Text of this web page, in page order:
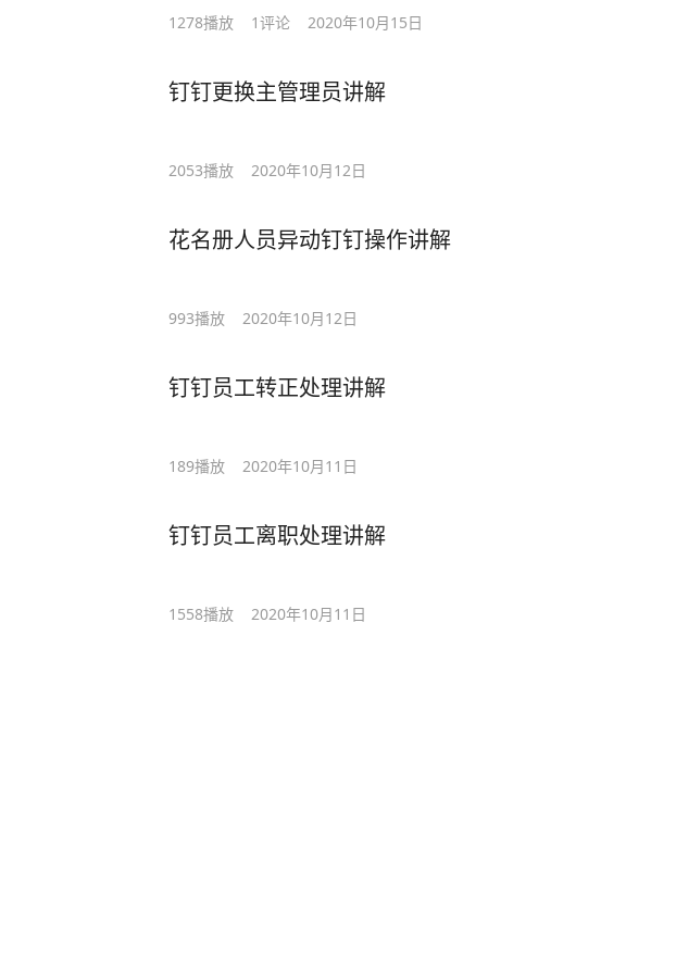
1278播放 1评论 2020年10月15日
钉钉更换主管理员讲解
2053播放 2020年10月12日
花名册人员异动钉钉操作讲解
993播放 2020年10月12日
钉钉员工转正处理讲解
189播放 2020年10月11日
钉钉员工离职处理讲解
1558播放 2020年10月11日